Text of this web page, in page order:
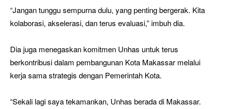
“Jangan tunggu sempurna dulu, yang penting bergerak. Kita
kolaborasi, akselerasi, dan terus evaluasi,” imbuh dia.
Dia juga menegaskan komitmen Unhas untuk terus
berkontribusi dalam pembangunan Kota Makassar melalui
kerja sama strategis dengan Pemerintah Kota.
“Sekali lagi saya tekamankan, Unhas berada di Makassar.